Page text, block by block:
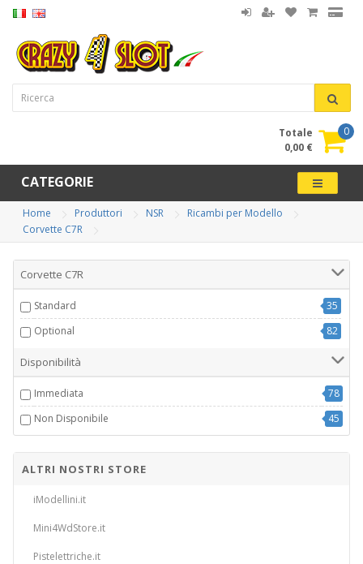
0
Totale
0,00 €
CATEGORIE
Home Produttori NSR
Ricambi per Modello
Corvette C7R
Corvette C7R
Standard
35
Optional
82
Disponibilità
Immediata
78
Non Disponibile
45
ALTRI NOSTRI STORE
iModellini.it
Mini4WdStore.it
Pistelettriche.it